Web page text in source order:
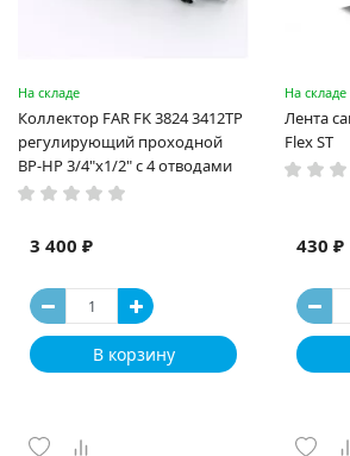
На складе
Коллектор FAR FK 3824 3412TP
регулирующий проходной
ВР-НР 3/4"х1/2" с 4 отводами
3 400 ₽
В корзину
На складе
Лента
Flex ST
430 ₽